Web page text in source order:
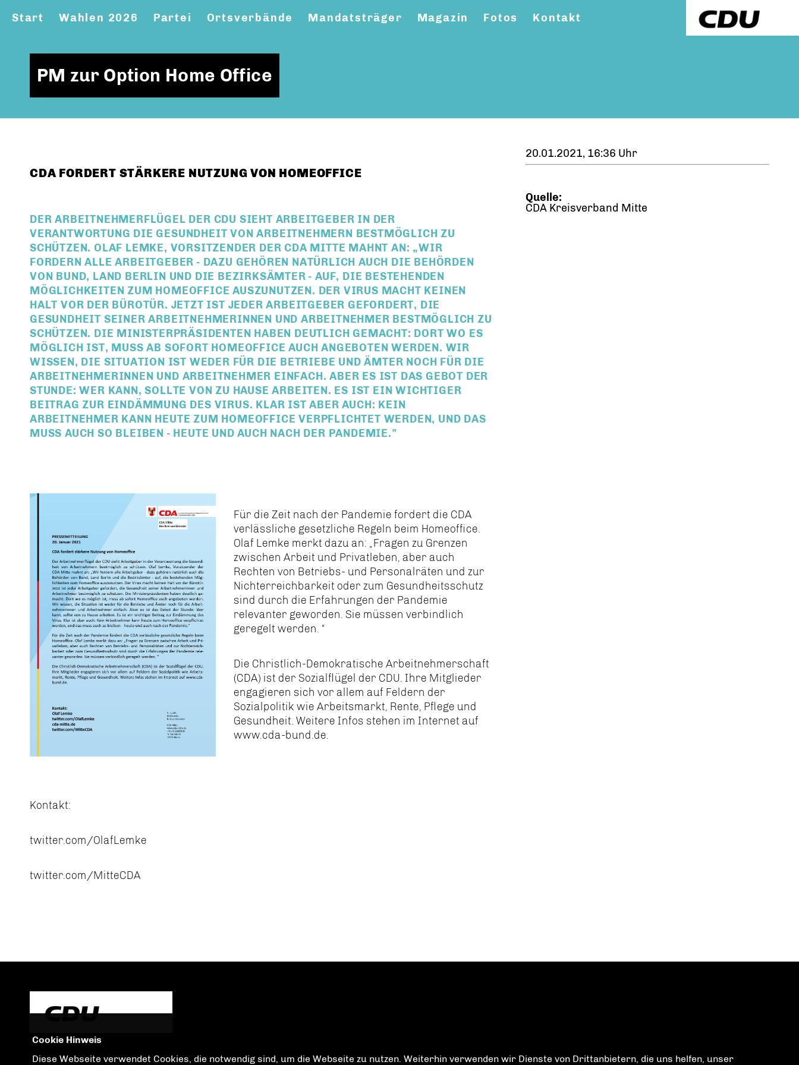
Start Wahlen 2026 Partei Ortsverbände Mandatsträger Magazin Fotos Kontakt
PM zur Option Home Office
CDA FORDERT STÄRKERE NUTZUNG VON HOMEOFFICE
DER ARBEITNEHMERFLÜGEL DER CDU SIEHT ARBEITGEBER IN DER
VERANTWORTUNG DIE GESUNDHEIT VON ARBEITNEHMERN BESTMÖGLICH ZU
SCHÜTZEN. OLAF LEMKE, VORSITZENDER DER CDA MITTE MAHNT AN: „WIR
FORDERN ALLE ARBEITGEBER - DAZU GEHÖREN NATÜRLICH AUCH DIE BEHÖRDEN
VON BUND, LAND BERLIN UND DIE BEZIRKSÄMTER - AUF, DIE BESTEHENDEN
MÖGLICHKEITEN ZUM HOMEOFFICE AUSZUNUTZEN. DER VIRUS MACHT KEINEN
HALT VOR DER BÜROTÜR. JETZT IST JEDER ARBEITGEBER GEFORDERT, DIE
GESUNDHEIT SEINER ARBEITNEHMERINNEN UND ARBEITNEHMER BESTMÖGLICH ZU
SCHÜTZEN. DIE MINISTERPRÄSIDENTEN HABEN DEUTLICH GEMACHT: DORT WO ES
MÖGLICH IST, MUSS AB SOFORT HOMEOFFICE AUCH ANGEBOTEN WERDEN. WIR
WISSEN, DIE SITUATION IST WEDER FÜR DIE BETRIEBE UND ÄMTER NOCH FÜR DIE
ARBEITNEHMERINNEN UND ARBEITNEHMER EINFACH. ABER ES IST DAS GEBOT DER
STUNDE: WER KANN, SOLLTE VON ZU HAUSE ARBEITEN. ES IST EIN WICHTIGER
BEITRAG ZUR EINDÄMMUNG DES VIRUS. KLAR IST ABER AUCH: KEIN
ARBEITNEHMER KANN HEUTE ZUM HOMEOFFICE VERPFLICHTET WERDEN, UND DAS
MUSS AUCH SO BLEIBEN - HEUTE UND AUCH NACH DER PANDEMIE."
Für die Zeit nach der Pandemie fordert die CDA
verlässliche gesetzliche Regeln beim Homeoffice.
Olaf Lemke merkt dazu an: „Fragen zu Grenzen
zwischen Arbeit und Privatleben, aber auch
Rechten von Betriebs- und Personalräten und zur
Nichterreichbarkeit oder zum Gesundheitsschutz
sind durch die Erfahrungen der Pandemie
relevanter geworden. Sie müssen verbindlich
geregelt werden. “
Die Christlich-Demokratische Arbeitnehmerschaft
(CDA) ist der Sozialflügel der CDU. Ihre Mitglieder
engagieren sich vor allem auf Feldern der
Sozialpolitik wie Arbeitsmarkt, Rente, Pflege und
Gesundheit. Weitere Infos stehen im Internet auf
www.cda-bund.de.
Kontakt:
twitter.com/OlafLemke
twitter.com/MitteCDA
20.01.2021, 16:36 Uhr
Quelle:
CDA Kreisverband Mitte
Homepage des CDU Kreisverbandes Berlin
Cookie Hinweis
Diese Webseite verwendet Cookies, die notwendig sind, um die Webseite zu nutzen. Weiterhin verwenden wir Dienste von Drittanbietern, die uns helfen, unser